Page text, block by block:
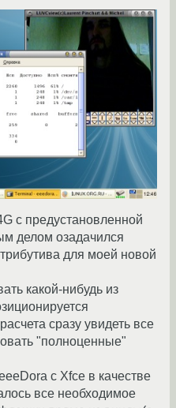
с предустановленной
делом озадачился
для моей новой
какой-нибудь из
сразу увидеть все
"полноценные"
с Xfce в качестве
все необходимое